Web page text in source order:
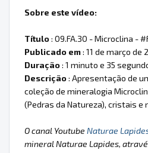
Sobre este vídeo:
Título: 09.FA.30 - Microclina -
Publicado em: 11 de março de
Duração: 1 minuto e 35
Descrição: Apresentação de
coleção de mineralogia
(Pedras da Natureza), cristais e
O canal Youtube Naturae
mineral Naturae Lapides,